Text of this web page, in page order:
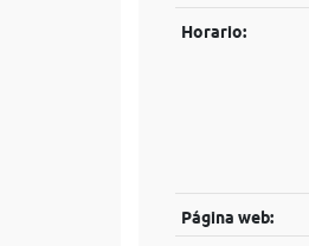
Horario:
Página web: